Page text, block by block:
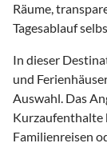
Räume,
Tagesablauf
In dieser
und
Auswahl. Das
Kurzaufenthalte
Familienreisen